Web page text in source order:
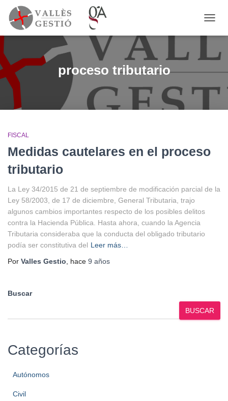
MODO
proceso tributario
FISCAL
Medidas cautelares en el proceso
tributario
La Ley 34/2015 de 21 de septiembre de modificación parcial de la
Ley 58/2003, de 17 de diciembre, General Tributaria, trajo
algunos cambios importantes respecto de los posibles delitos
contra la Hacienda Pública. Hasta ahora, cuando la Agencia
Tributaria consideraba que la conducta del obligado tributario
podía ser constitutiva del Leer más…
Por Valles Gestio , hace 9 años
Buscar
BUSCAR
Categorías
Autónomos
Civil